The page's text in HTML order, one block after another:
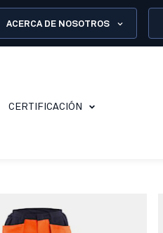
ACERCA DE NOSOTROS
CERTIFICACIÓN